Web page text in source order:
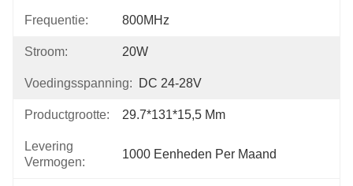
Frequentie: 800MHz
Stroom: 20W
Voedingsspanning: DC 24-28V
Productgrootte: 29.7*131*15,5 Mm
Levering
Vermogen:
1000 Eenheden Per Maand